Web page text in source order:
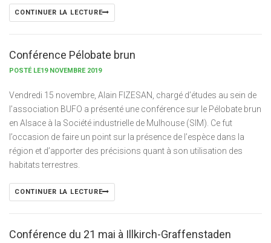
CONTINUER LA LECTURE
Conférence Pélobate brun
POSTÉ LE19 NOVEMBRE 2019
Vendredi 15 novembre, Alain FIZESAN, chargé d’études au sein de
l’association BUFO a présenté une conférence sur le Pélobate brun
en Alsace à la Société industrielle de Mulhouse (SIM). Ce fut
l’occasion de faire un point sur la présence de l’espèce dans la
région et d’apporter des précisions quant à son utilisation des
habitats terrestres.
CONTINUER LA LECTURE
Conférence du 21 mai à Illkirch-Graffenstaden